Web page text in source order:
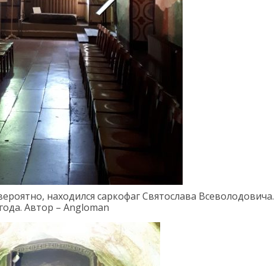
находился саркофаг Святослава Всеволодовича.
Автор – Angloman